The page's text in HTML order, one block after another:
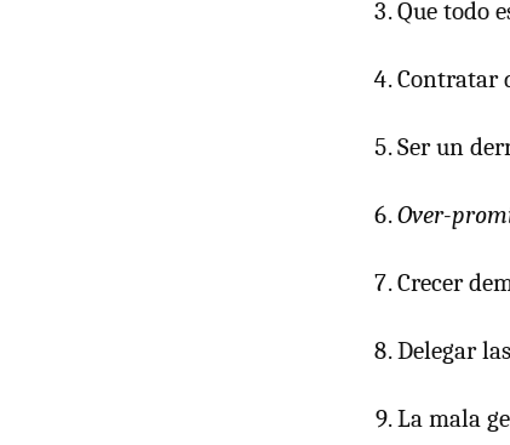
Que todo
Contratar
Ser un
Over-
Crecer
Delegar
La mala